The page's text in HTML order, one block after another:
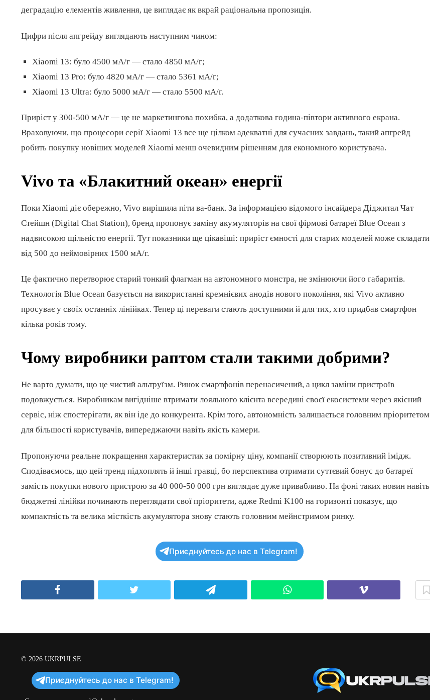
деградацію елементів живлення, це виглядає як вкрай раціональна пропозиція.
Цифри після апгрейду виглядають наступним чином:
Xiaomi 13: було 4500 мА/г — стало 4850 мА/г;
Xiaomi 13 Pro: було 4820 мА/г — стало 5361 мА/г;
Xiaomi 13 Ultra: було 5000 мА/г — стало 5500 мА/г.
Приріст у 300-500 мА/г — це не маркетингова похибка, а додаткова година-півтори активного екрана.
Враховуючи, що процесори серії Xiaomi 13 все ще цілком адекватні для сучасних завдань, такий апгрейд
робить покупку новіших моделей Xiaomi менш очевидним рішенням для економного користувача.
Vivo та «Блакитний океан» енергії
Поки Xiaomi діє обережно, Vivo вирішила піти ва-банк. За інформацією відомого інсайдера Діджитал Чат
Стейшн (Digital Chat Station), бренд пропонує заміну акумуляторів на свої фірмові батареї Blue Ocean з
надвисокою щільністю енергії. Тут показники ще цікавіші: приріст ємності для старих моделей може складати
від 500 до неймовірних 1500 мА/г.
Це фактично перетворює старий тонкий флагман на автономного монстра, не змінюючи його габаритів.
Технологія Blue Ocean базується на використанні кремнієвих анодів нового покоління, які Vivo активно
просуває у своїх останніх лінійках. Тепер ці переваги стають доступними й для тих, хто придбав смартфон
кілька років тому.
Чому виробники раптом стали такими добрими?
Не варто думати, що це чистий альтруїзм. Ринок смартфонів перенасичений, а цикл заміни пристроїв
подовжується. Виробникам вигідніше втримати лояльного клієнта всередині своєї екосистеми через якісний
сервіс, ніж спостерігати, як він іде до конкурента. Крім того, автономність залишається головним пріоритетом
для більшості користувачів, випереджаючи навіть якість камери.
Пропонуючи реальне покращення характеристик за помірну ціну, компанії створюють позитивний імідж.
Сподіваємось, що цей тренд підхоплять й інші гравці, бо перспектива отримати суттєвий бонус до батареї
замість покупки нового пристрою за 40 000-50 000 грн виглядає дуже привабливо. На фоні таких новин навіть
бюджетні лінійки починають переглядати свої пріоритети, адже Redmi K100 на горизонті показує, що
компактність та велика місткість акумулятора знову стають головним мейнстримом ринку.
Приєднуйтесь до нас в Telegram!
© 2026 UKRPULSE
Приєднуйтесь до нас в Telegram!